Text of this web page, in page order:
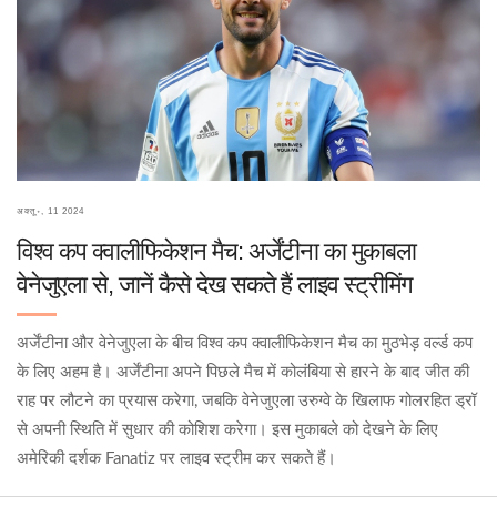
अक्तू॰, 11 2024
विश्व कप क्वालीफिकेशन मैच: अर्जेंटीना का मुकाबला
वेनेजुएला से, जानें कैसे देख सकते हैं लाइव स्ट्रीमिंग
अर्जेंटीना और वेनेजुएला के बीच विश्व कप क्वालीफिकेशन मैच का मुठभेड़ वर्ल्ड कप
के लिए अहम है। अर्जेंटीना अपने पिछले मैच में कोलंबिया से हारने के बाद जीत की
राह पर लौटने का प्रयास करेगा, जबकि वेनेजुएला उरुग्वे के खिलाफ गोलरहित ड्रॉ
से अपनी स्थिति में सुधार की कोशिश करेगा। इस मुकाबले को देखने के लिए
अमेरिकी दर्शक Fanatiz पर लाइव स्ट्रीम कर सकते हैं।